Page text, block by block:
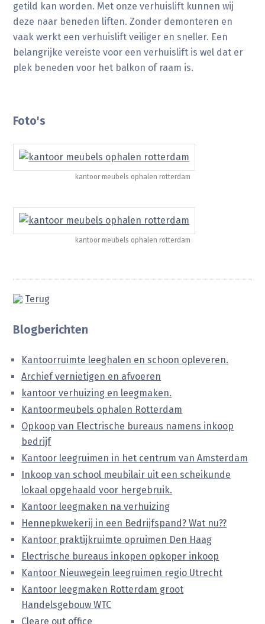
getild kan worden. Met onze verhuislift kunnen wij
deze naar beneden liften. Zonder demonteren en
vaak werkt een verhuislift veiliger en sneller. Een
belangrijke vereiste voor een verhuislift is wel dat er
plek beneden voor het balkon of raam is.
Foto's
kantoor meubels ophalen rotterdam
kantoor meubels ophalen rotterdam
Terug
Blogberichten
Kantoorruimte leeghalen en schoon opleveren.
Archief vernietigen en afvoeren
kantoor verhuizing en leegmaken.
Kantoormeubels ophalen Rotterdam
Opkoop van Electrische bureaus namens inkoop
bedrijf
Kantoor leegruimen in het centrum van Amsterdam
Inkoop van school meubilair uit een scheikunde
lokaal opgehaald voor hergebruik.
Kantoor leegmaken na verhuizing
Hennepkwekerij in een Bedrijfspand? Wat nu??
Kantoor praktijkruimte opruimen Den Haag
Electrische bureaus inkopen opkoper inkoop
Kantoor Nieuwegein leegruimen regio Utrecht
Kantoor leegmaken Rotterdam groot
Handelsgebouw WTC
Cleare out office